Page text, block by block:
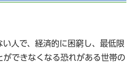
人で、経済的に困窮し、最低限
ができなくなる恐れがある世帯の